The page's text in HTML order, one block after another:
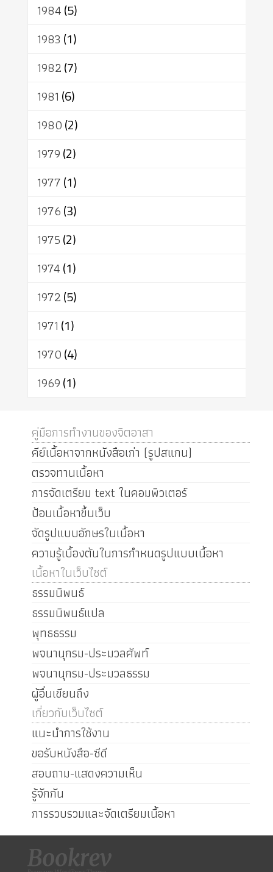
1984(5)
1983 (1)
1982(7)
1981 (6)
1980(2)
1979(2)
1977(1)
1976(3)
1975(2)
1974(1)
1972(5)
1971 (1)
1970(4)
1969(1)
คู่มือการทำงานของจิตอาสา
คีย์เนื้อหาจากหนังสือเก่า (รูปสแกน)
ตรวจทานเนื้อหา
การจัดเตรียม text ในคอมพิวเตอร์
ป้อนเนื้อหาขึ้นเว็บ
จัดรูปแบบอักษรในเนื้อหา
ความรู้เบื้องต้นในการกำหนดรูปแบบเนื้อหา
เนื้อหาในเว็บไซต์
ธรรมนิพนธ์
ธรรมนิพนธ์แปล
พุทธธรรม
พจนานุกรม-ประมวลศัพท์
พจนานุกรม-ประมวลธรรม
ผู้อื่นเขียนถึง
เกี่ยวกับเว็บไซต์
แนะนำการใช้งาน
ขอรับหนังสือ-ซีดี
สอบถาม-แสดงความเห็น
รู้จักกัน
การรวบรวมและจัดเตรียมเนื้อหา